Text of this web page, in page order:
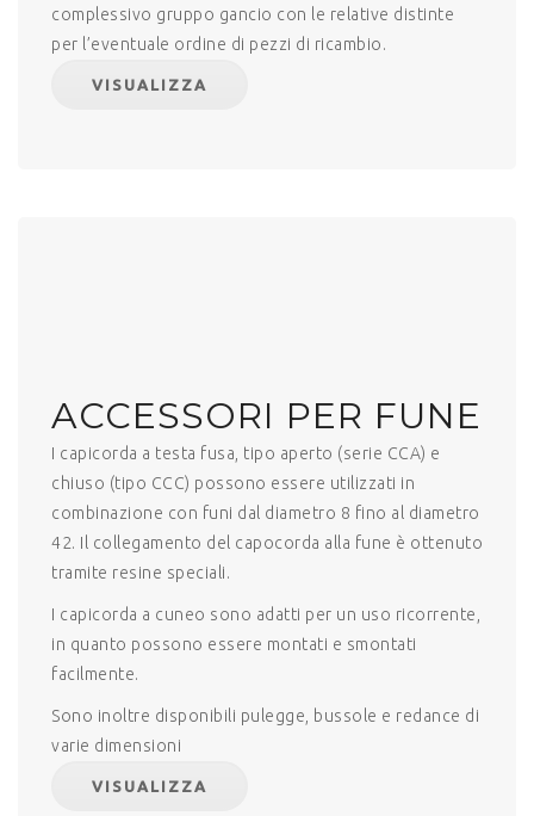
complessivo gruppo gancio con le relative distinte
per l’eventuale ordine di pezzi di ricambio.
VISUALIZZA
ACCESSORI PER FUNE
I capicorda a testa fusa, tipo aperto (serie CCA) e
chiuso (tipo CCC) possono essere utilizzati in
combinazione con funi dal diametro 8 fino al diametro
42. Il collegamento del capocorda alla fune è ottenuto
tramite resine speciali.
I capicorda a cuneo sono adatti per un uso ricorrente,
in quanto possono essere montati e smontati
facilmente.
Sono inoltre disponibili pulegge, bussole e redance di
varie dimensioni
VISUALIZZA